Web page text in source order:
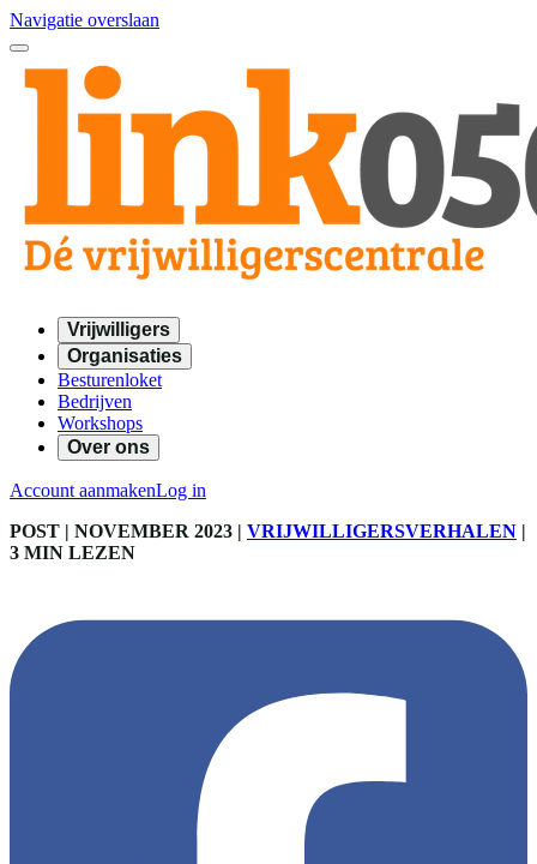
Navigatie overslaan
Vrijwilligers
Organisaties
Besturenloket
Bedrijven
Workshops
Over ons
Account aanmakenLog in
POST | NOVEMBER 2023 | VRIJWILLIGERSVERHALEN |
3 MIN LEZEN